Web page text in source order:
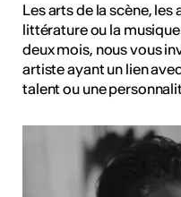
Les arts de la scène, les
littérature ou la
deux mois, nous vous
artiste ayant un lien
talent ou une